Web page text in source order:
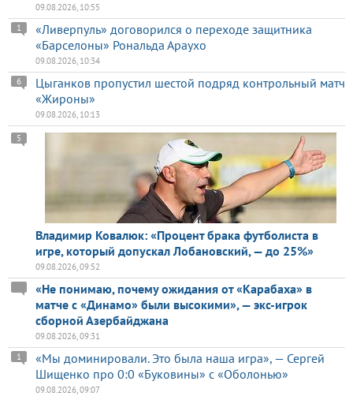
09.08.2026, 10:55
«Ливерпуль» договорился о переходе защитника
«Барселоны» Рональда Араухо
1
09.08.2026, 10:34
Цыганков пропустил шестой подряд контрольный матч
«Жироны»
6
09.08.2026, 10:13
Владимир Ковалюк: «Процент брака футболиста в
игре, который допускал Лобановский, — до 25%»
5
09.08.2026, 09:52
«Не понимаю, почему ожидания от «Карабаха» в
матче с «Динамо» были высокими», — экс-игрок
сборной Азербайджана
09.08.2026, 09:31
«Мы доминировали. Это была наша игра», — Сергей
Шищенко про 0:0 «Буковины» с «Оболонью»
1
09.08.2026, 09:07